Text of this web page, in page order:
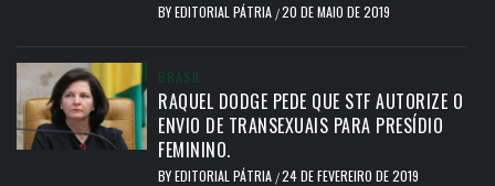
BYEDITORIAL PÁTRIA /20 DE MAIO DE 2019
BRASIL
RAQUEL DODGE PEDE QUE STF AUTORIZE O
ENVIO DE TRANSEXUAIS PARA PRESÍDIO
FEMININO.
BYEDITORIAL PÁTRIA /24 DE FEVEREIRO DE 2019